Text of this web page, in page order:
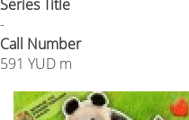
Series Title
-
Call Number
591 YUD m